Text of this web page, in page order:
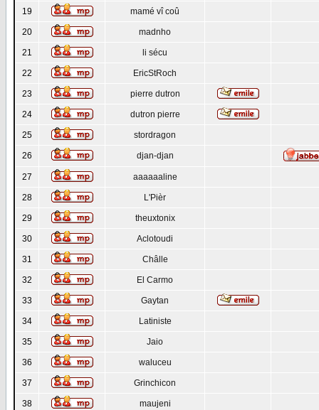
19 mamé vî coû
20 madnho
21 li sécu
22 EricStRoch
23 pierre dutron
24 dutron pierre
25 stordragon
26 djan-djan
27 aaaaaaline
28 L'Pièr
29 theuxtonix
30 Aclotoudi
31 Châlle
32 El Carmo
33 Gaytan
34 Latiniste
35 Jaio
36 waluceu
37 Grinchicon
38 maujeni